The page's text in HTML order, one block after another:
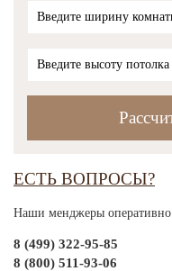
ЕСТЬ ВОПРОСЫ?
Наши менджеры оперативно
8 (499) 322-95-85
8 (800) 511-93-06